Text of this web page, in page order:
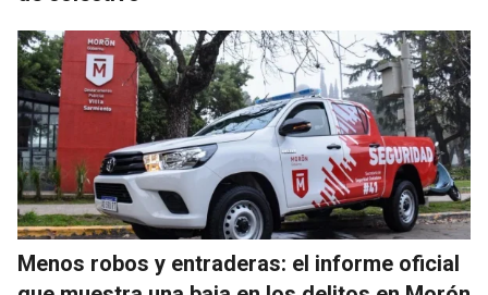
Menos robos y entraderas: el informe oficial